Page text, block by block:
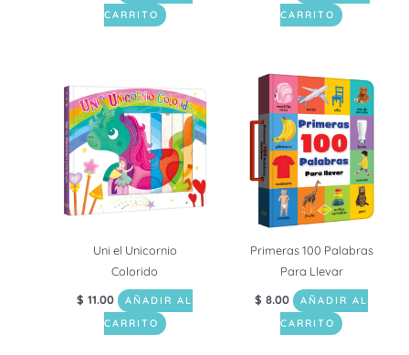
CARRITO
CARRITO
Uni el Unicornio
Colorido
$ 11.00
AÑADIR AL
CARRITO
Primeras 100 Palabras
Para Llevar
$ 8.00
AÑADIR AL
CARRITO